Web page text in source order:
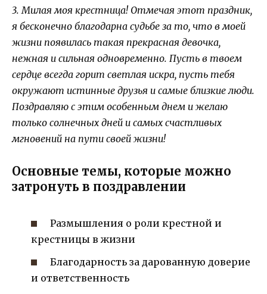
3. Милая моя крестница! Отмечая этот праздник,
я бесконечно благодарна судьбе за то, что в моей
жизни появилась такая прекрасная девочка,
нежная и сильная одновременно. Пусть в твоем
сердце всегда горит светлая искра, пусть тебя
окружают истинные друзья и самые близкие люди.
Поздравляю с этим особенным днем и желаю
только солнечных дней и самых счастливых
мгновений на пути своей жизни!
Основные темы, которые можно
затронуть в поздравлении
Размышления о роли крестной и
крестницы в жизни
Благодарность за дарованную доверие
и ответственность